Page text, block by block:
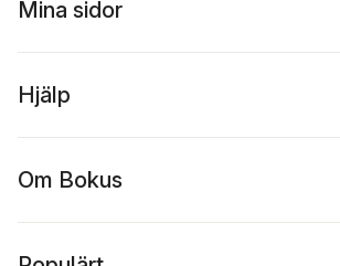
Mina sidor
Hjälp
Om Bokus